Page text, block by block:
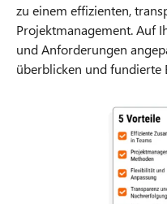
zu einem effizienten,
Projektmanagement. Auf
und Anforderungen
überblicken und fundierte